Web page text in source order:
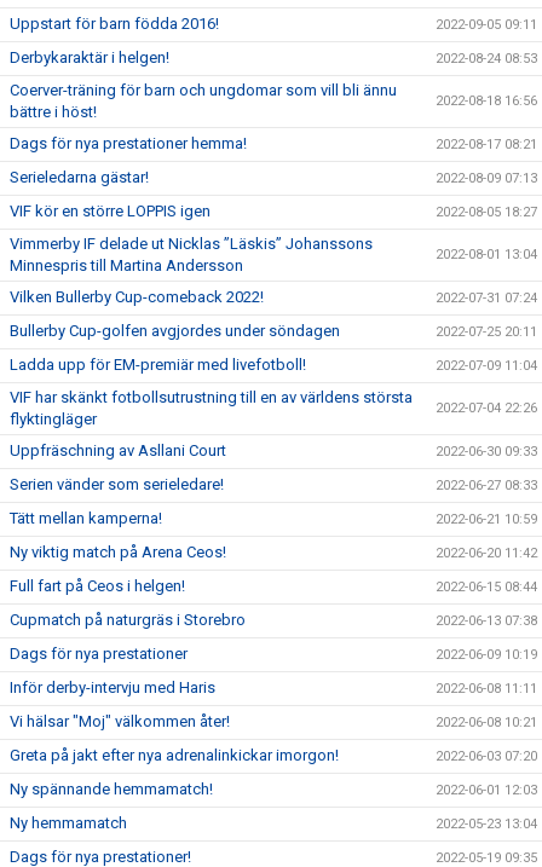
Uppstart för barn födda 2016! 2022-09-05 09:11
Derbykaraktär i helgen! 2022-08-24 08:53
Coerver-träning för barn och ungdomar som vill bli ännu
bättre i höst!
2022-08-18 16:56
Dags för nya prestationer hemma! 2022-08-17 08:21
Serieledarna gästar! 2022-08-09 07:13
VIF kör en större LOPPIS igen 2022-08-05 18:27
Vimmerby IF delade ut Nicklas ”Läskis” Johanssons
Minnespris till Martina Andersson
2022-08-01 13:04
Vilken Bullerby Cup-comeback 2022! 2022-07-31 07:24
Bullerby Cup-golfen avgjordes under söndagen 2022-07-25 20:11
Ladda upp för EM-premiär med livefotboll! 2022-07-09 11:04
VIF har skänkt fotbollsutrustning till en av världens största
flyktingläger
2022-07-04 22:26
Uppfräschning av Asllani Court 2022-06-30 09:33
Serien vänder som serieledare! 2022-06-27 08:33
Tätt mellan kamperna! 2022-06-21 10:59
Ny viktig match på Arena Ceos! 2022-06-20 11:42
Full fart på Ceos i helgen! 2022-06-15 08:44
Cupmatch på naturgräs i Storebro 2022-06-13 07:38
Dags för nya prestationer 2022-06-09 10:19
Inför derby-intervju med Haris 2022-06-08 11:11
Vi hälsar "Moj" välkommen åter! 2022-06-08 10:21
Greta på jakt efter nya adrenalinkickar imorgon! 2022-06-03 07:20
Ny spännande hemmamatch! 2022-06-01 12:03
Ny hemmamatch 2022-05-23 13:04
Dags för nya prestationer! 2022-05-19 09:35